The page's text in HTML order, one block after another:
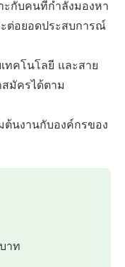
ะกับคนที่กำลังมองหา
ต่อยอดประสบการณ์
ทคโนโลยี และสาย
มัครได้ตาม
ต้นงานกับองค์กรของ
าท